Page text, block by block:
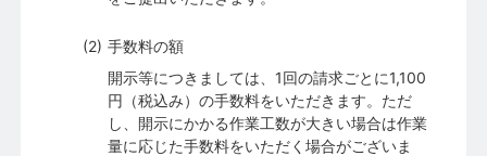
手数料の額
開示等につきましては、1回の請求ごとに1,100
円（税込み）の手数料をいただきます。ただ
し、開示にかかる作業工数が大きい場合は作業
量に応じた手数料をいただく場合がございま